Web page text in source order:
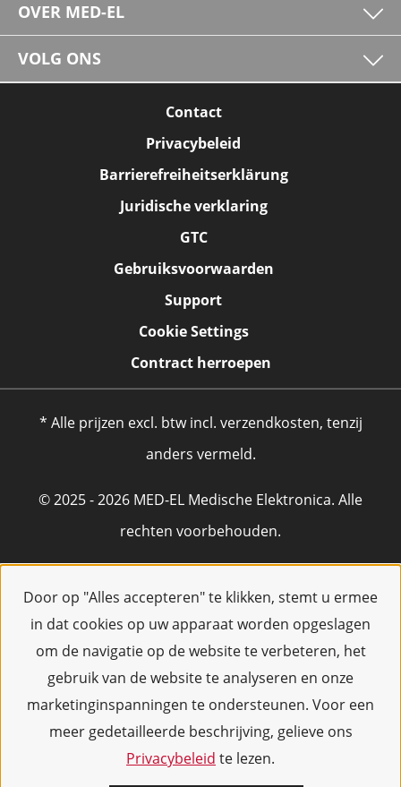
Door op "Alles accepteren" te klikken, stemt u ermee
in dat cookies op uw apparaat worden opgeslagen
om de navigatie op de website te verbeteren, het
gebruik van de website te analyseren en onze
marketinginspanningen te ondersteunen. Voor een
meer gedetailleerde beschrijving, gelieve ons
Privacybeleid te lezen.
OVER MED-EL
VOLG ONS
Contact
Privacybeleid
Barrierefreiheitserklärung
Juridische verklaring
GTC
Gebruiksvoorwaarden
Support
Cookie Settings
Contract herroepen
* Alle prijzen excl. btw incl. verzendkosten, tenzij
anders vermeld.
© 2025 - 2026 MED-EL Medische Elektronica. Alle
rechten voorbehouden.